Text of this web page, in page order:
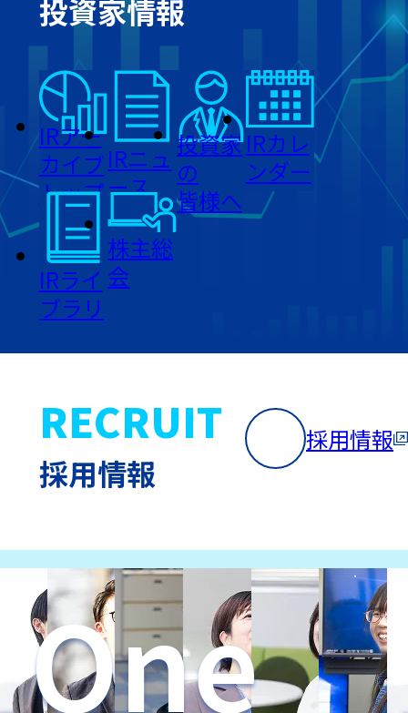
投資家情報
IRアー
カイブ
トップ
IRニュ
ース
投資家
の
皆様へ
IRカレ
ンダー
IRライ
ブラリ
株主総
会
RECRUIT
採用情報
採用情報
Step
One